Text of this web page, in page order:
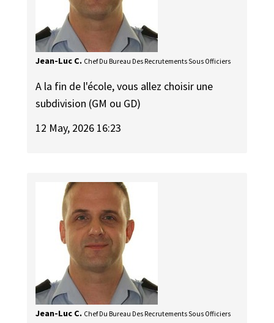
Jean-Luc C. Chef Du Bureau Des Recrutements Sous Officiers
A la fin de l'école, vous allez choisir une
subdivision (GM ou GD)
12 May, 2026 16:23
Jean-Luc C. Chef Du Bureau Des Recrutements Sous Officiers